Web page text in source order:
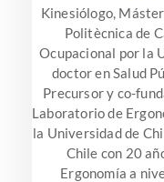
Kinesiólogo,
Politècnica de
Ocupacional por la
doctor en Salud
Precursor y co-
Laboratorio de
la Universidad de
Chile con 20
Ergonomía a